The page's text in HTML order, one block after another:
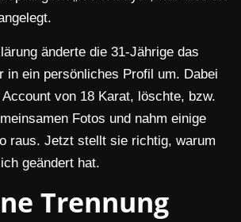
änderte die 31-Jährige das
in ein persönliches Profil um. Dabei
von 18 Karat, löschte, bzw.
Fotos und nahm einige
raus. Jetzt stellt sie richtig, warum
geändert hat.
Trennung